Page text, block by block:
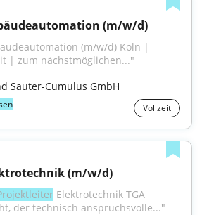
(m/w/d)
(m/w/d) Köln |
| zum nächstmöglichen..."
Sauter-Cumulus GmbH
Vollzeit
(m/w/d)
Elektrotechnik TGA
der technisch anspruchsvolle..."